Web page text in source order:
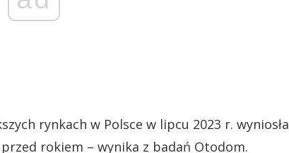
rynkach w Polsce w lipcu 2023 r. wyniosła
rokiem – wynika z badań Otodom.